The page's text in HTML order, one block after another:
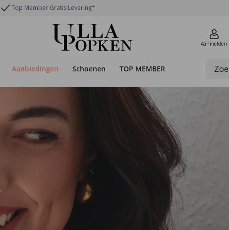
Top Member Gratis Levering*
Aanmelden
Aanbiedingen Schoenen TOP MEMBER